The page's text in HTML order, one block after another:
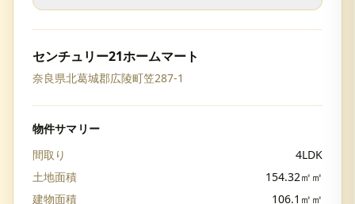
センチュリー21ホームマート
奈良県北葛城郡広陵町笠287-1
物件サマリー
間取り
4LDK
土地面積
154.32㎡㎡
建物面積
106.1㎡㎡